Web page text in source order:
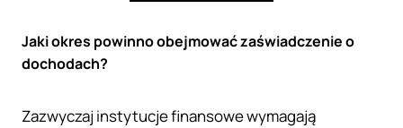
Jaki okres powinno obejmować zaświadczenie o
dochodach?
Zazwyczaj instytucje finansowe wymagają